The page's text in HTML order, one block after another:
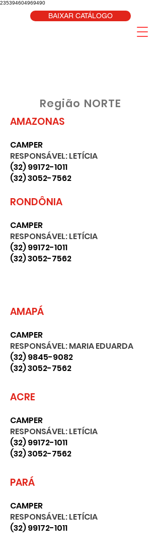
235394604969490
BAIXAR CATÁLOGO
Região NORTE
AMAZONAS
CAMPER
RESPONSÁVEL: LETÍCIA
(32) 99172-1011
(32) 3052-7562
RONDÔNIA
CAMPER
RESPONSÁVEL: LETÍCIA
(32) 99172-1011
(32) 3052-7562
AMAPÁ
CAMPER
RESPONSÁVEL: MARIA EDUARDA
(32) 9845-9082
(32) 3052-7562
ACRE
CAMPER
RESPONSÁVEL: LETÍCIA
(32) 99172-1011
(32) 3052-7562
PARÁ
CAMPER
RESPONSÁVEL: LETÍCIA
(32) 99172-1011